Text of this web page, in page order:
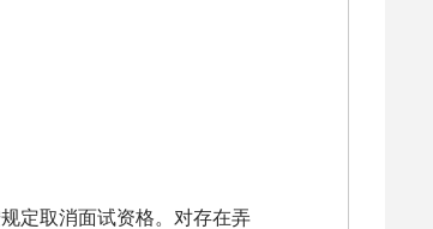
定取消面试资格。对存在弄